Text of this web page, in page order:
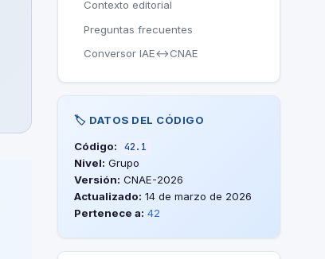
Contexto editorial
Preguntas frecuentes
Conversor IAE↔CNAE
🏷️ DATOS DEL CÓDIGO
Código:
42.1
Nivel: Grupo
Versión: CNAE-2026
Actualizado: 14 de marzo de 2026
Pertenece a: 42